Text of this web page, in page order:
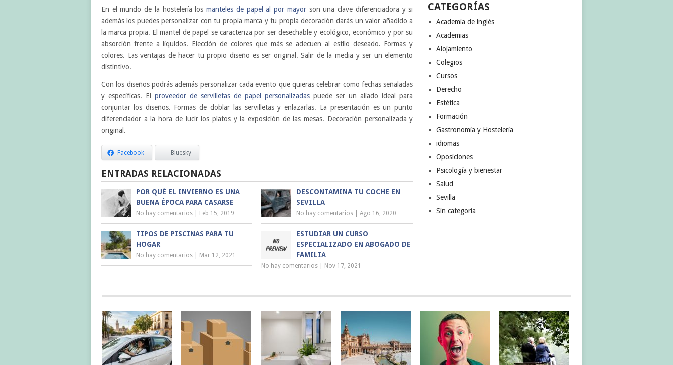
En el mundo de la hostelería losmanteles de papel al por mayorson una clave diferenciadora y si
además los puedes personalizar con tu propia marca y tu propia decoración darás un valor añadido a
la marca propia. El mantel de papel se caracteriza por ser desechable y ecológico, económico y por su
absorción frente a líquidos. Elección de colores que más se adecuen al estilo deseado. Formas y
colores. Las ventajas de hacer tu propio diseño es ser original. Salir de la media y ser un elemento
distintivo.
Con los diseños podrás además personalizar cada evento que quieras celebrar como fechas señaladas
y específicas. Elproveedor de servilletas de papel personalizadas puede ser un aliado ideal para
conjuntar los diseños. Formas de doblar las servilletas y enlazarlas. La presentación es un punto
diferenciador a la hora de lucir los platos y la exposición de las mesas. Decoración personalizada y
original.
Facebook Bluesky
ENTRADAS RELACIONADAS
POR QUÉ EL INVIERNO ES UNA
BUENA ÉPOCA PARA CASARSE
No hay comentarios Feb 15, 2019
DESCONTAMINA TU COCHE EN
SEVILLA
No hay comentarios |Ago 16, 2020
TIPOS DE PISCINAS PARA TU
HOGAR
No hay comentarios Mar 12, 2021
ESTUDIAR UN CURSO
ESPECIALIZADO EN ABOGADO DE
FAMILIA
No hay comentarios Nov 17, 2021
CATEGORÍAS
Academia de inglés
Academias
Alojamiento
Colegios
Cursos
Derecho
Estética
Formación
Gastronomía y Hostelería
idiomas
Oposiciones
Psicología y bienestar
Salud
Sevilla
Sin categoría